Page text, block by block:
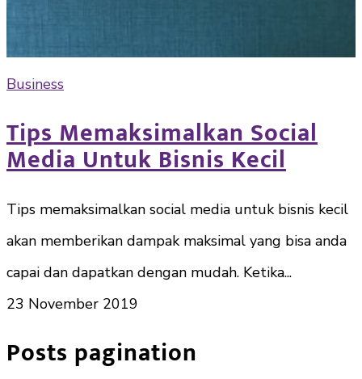
Business
Tips Memaksimalkan Social
Media Untuk Bisnis Kecil
Tips memaksimalkan social media untuk bisnis kecil
akan memberikan dampak maksimal yang bisa anda
capai dan dapatkan dengan mudah. Ketika...
23 November 2019
Posts pagination